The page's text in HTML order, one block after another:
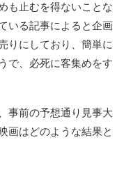
も止むを得ないことな
いる記事によると企画
りにしており、簡単に
で、必死に客集めをす
事前の予想通り見事大
画はどのような結果と